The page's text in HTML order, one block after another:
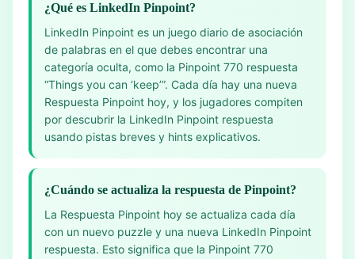
¿Qué es LinkedIn Pinpoint?
LinkedIn Pinpoint es un juego diario de asociación
de palabras en el que debes encontrar una
categoría oculta, como la Pinpoint 770 respuesta
“Things you can ‘keep’”. Cada día hay una nueva
Respuesta Pinpoint hoy, y los jugadores compiten
por descubrir la LinkedIn Pinpoint respuesta
usando pistas breves y hints explicativos.
¿Cuándo se actualiza la respuesta de Pinpoint?
La Respuesta Pinpoint hoy se actualiza cada día
con un nuevo puzzle y una nueva LinkedIn Pinpoint
respuesta. Esto significa que la Pinpoint 770